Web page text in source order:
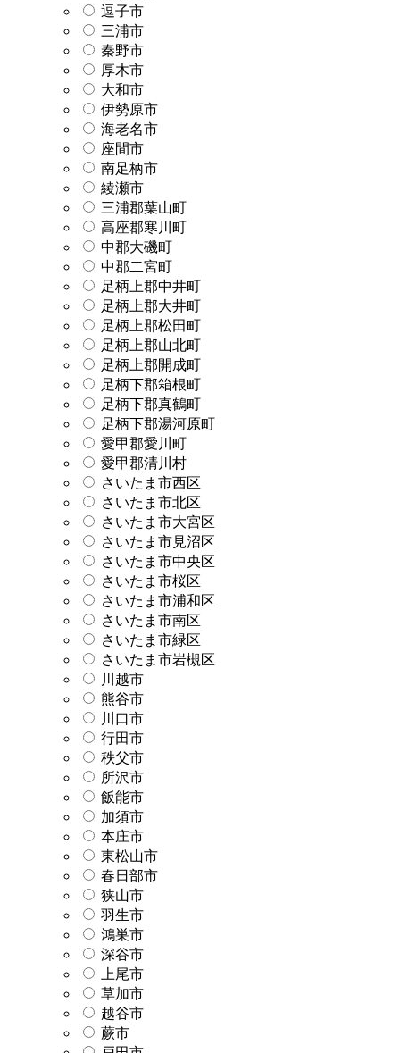
逗子市
三浦市
秦野市
厚木市
大和市
伊勢原市
海老名市
座間市
南足柄市
綾瀬市
三浦郡葉山町
高座郡寒川町
中郡大磯町
中郡二宮町
足柄上郡中井町
足柄上郡大井町
足柄上郡松田町
足柄上郡山北町
足柄上郡開成町
足柄下郡箱根町
足柄下郡真鶴町
足柄下郡湯河原町
愛甲郡愛川町
愛甲郡清川村
さいたま市西区
さいたま市北区
さいたま市大宮区
さいたま市見沼区
さいたま市中央区
さいたま市桜区
さいたま市浦和区
さいたま市南区
さいたま市緑区
さいたま市岩槻区
川越市
熊谷市
川口市
行田市
秩父市
所沢市
飯能市
加須市
本庄市
東松山市
春日部市
狭山市
羽生市
鴻巣市
深谷市
上尾市
草加市
越谷市
蕨市